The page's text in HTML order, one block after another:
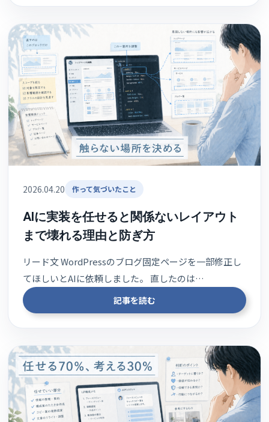
2026.04.20 作って気づいたこと
AIに実装を任せると関係ないレイアウト
まで壊れる理由と防ぎ方
リード文 WordPressのブログ固定ページを一部修正し
てほしいとAIに依頼しました。 直したのは…
記事を読む